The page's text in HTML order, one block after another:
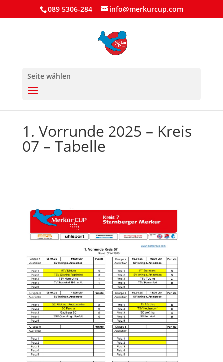
089 5306-284 info@merkurcup.com
Seite wählen
1. Vorrunde 2025 – Kreis
07 – Tabelle